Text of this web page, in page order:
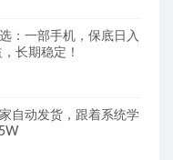
：一部手机，保底日入
长期稳定！
自动发货，跟着系统学